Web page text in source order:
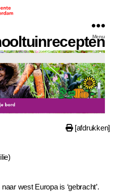
Menu
[afdrukken]
west Europa is ‘gebracht’.